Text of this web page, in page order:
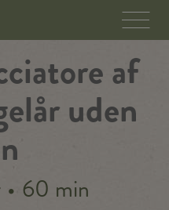
af
uden
• 60 min